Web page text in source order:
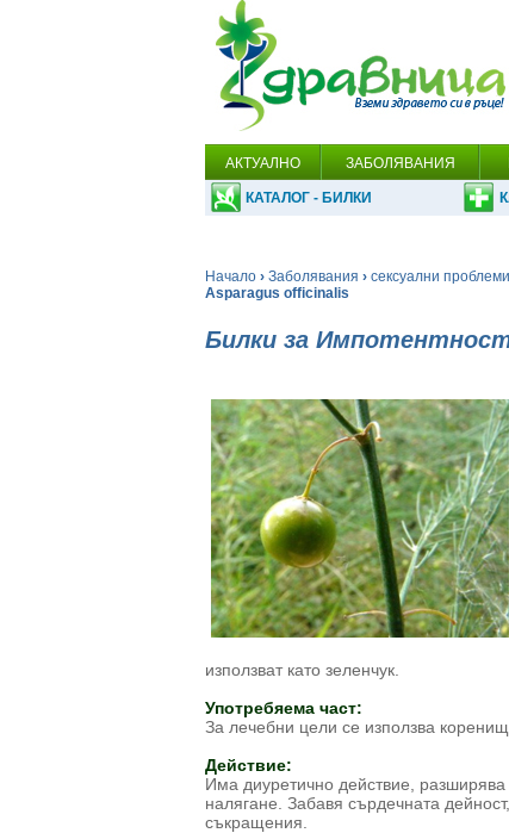
АКТУАЛНО ЗАБОЛЯВАНИЯ
КАТАЛОГ - БИЛКИ
Начало › Заболявания › сексуални проблеми
Asparagus officinalis
Билки за
използват като зеленчук.
Употребяема част:
За лечебни цели се използва
Действие:
Има диуретично действие,
налягане. Забавя сърдечната
съкращения.